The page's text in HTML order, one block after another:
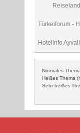
Türkeiforum -
Hotelinfo
Normales
Heißes Thema
Sehr heißes